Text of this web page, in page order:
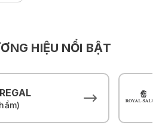
HIỆU NỔI BẬT